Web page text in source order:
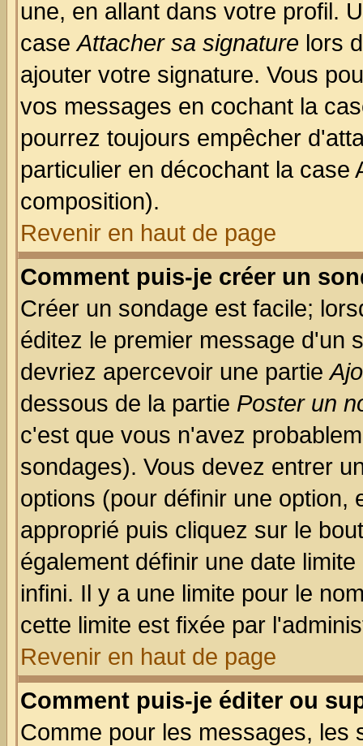
une, en allant dans votre profil.
caseAttacher sa signature lors
ajouter votre signature. Vous
vos messages en cochant la
pourrez toujours empêcher
particulier en décochant la case
composition).
Revenir en haut de page
Comment puis-je créer un
Créer un sondage est facile;
éditez le premier message d'un
devriez apercevoir une partie
dessous de la partie Poster un
c'est que vous n'avez
sondages). Vous devez entrer
options (pour définir une option,
approprié puis cliquez sur le
également définir une date
infini. Il y a une limite pour le
cette limite est fixée par
Revenir en haut de page
Comment puis-je éditer ou
Comme pour les messages, les